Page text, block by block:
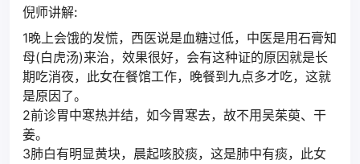
倪师讲解:
1晚上会饿的发慌，西医说是血糖过低，中医是用石膏知
母(白虎汤)来治，效果很好，会有这种证的原因就是长
期吃消夜，此女在餐馆工作，晚餐到九点多才吃，这就
是原因了。
2前诊胃中寒热并结，如今胃寒去，故不用吴茱萸、干
姜。
3肺白有明显黄块，晨起咳胶痰，这是肺中有痰，此女